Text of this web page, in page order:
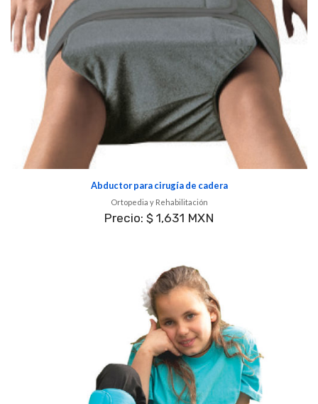
Abductor para cirugía de cadera
Ortopedia y Rehabilitación
Precio: $ 1,631 MXN